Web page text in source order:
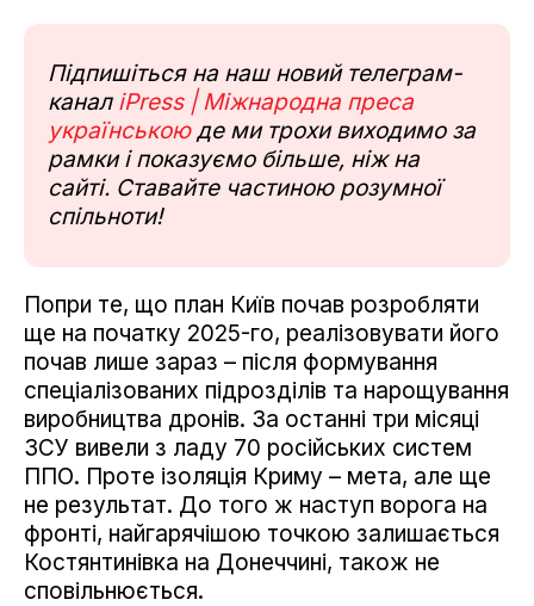
Підпишіться на наш новий телеграм-
канал iPress | Міжнародна преса
українськоюде ми трохи виходимо за
рамки і показуємо більше, ніж на
сайті. Ставайте частиною розумної
спільноти!
Попри те, що план Київ почав розробляти
ще на початку 2025-го, реалізовувати його
почав лише зараз – після формування
спеціалізованих підрозділів та нарощування
виробництва дронів. За останні три місяці
ЗСУ вивели з ладу 70 російських систем
ППО. Проте ізоляція Криму – мета, але ще
не результат. До того ж наступ ворога на
фронті, найгарячішою точкою залишається
Костянтинівка на Донеччині, також не
сповільнюється.